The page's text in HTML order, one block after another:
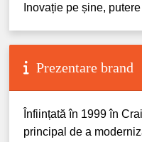
Inovație pe șine,
Prezentare brand
Înființată în 1999 în
principal de a